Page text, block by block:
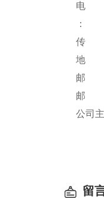
电
：
传
地 址
邮
邮
公司
留